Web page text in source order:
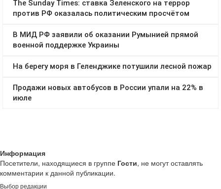
Информация
Посетители, находящиеся в группе Гости, не могут оставлять
комментарии к данной публикации.
Выбор редакции